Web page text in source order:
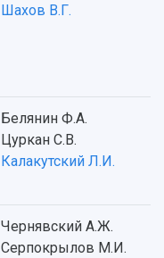
Шахов В.Г.
Белянин Ф.А.
Цуркан С.В.
Калакутский Л.И.
Чернявский А.Ж.
Серпокрылов М.И.